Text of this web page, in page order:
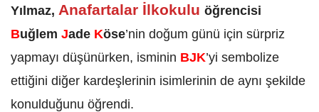
Yılmaz, Anafartalar İlkokulu öğrencisi
Buğlem Jade Köse’nin doğum günü için sürpriz
yapmayı düşünürken, isminin BJK’yi sembolize
ettiğini diğer kardeşlerinin isimlerinin de aynı şekilde
konulduğunu öğrendi.